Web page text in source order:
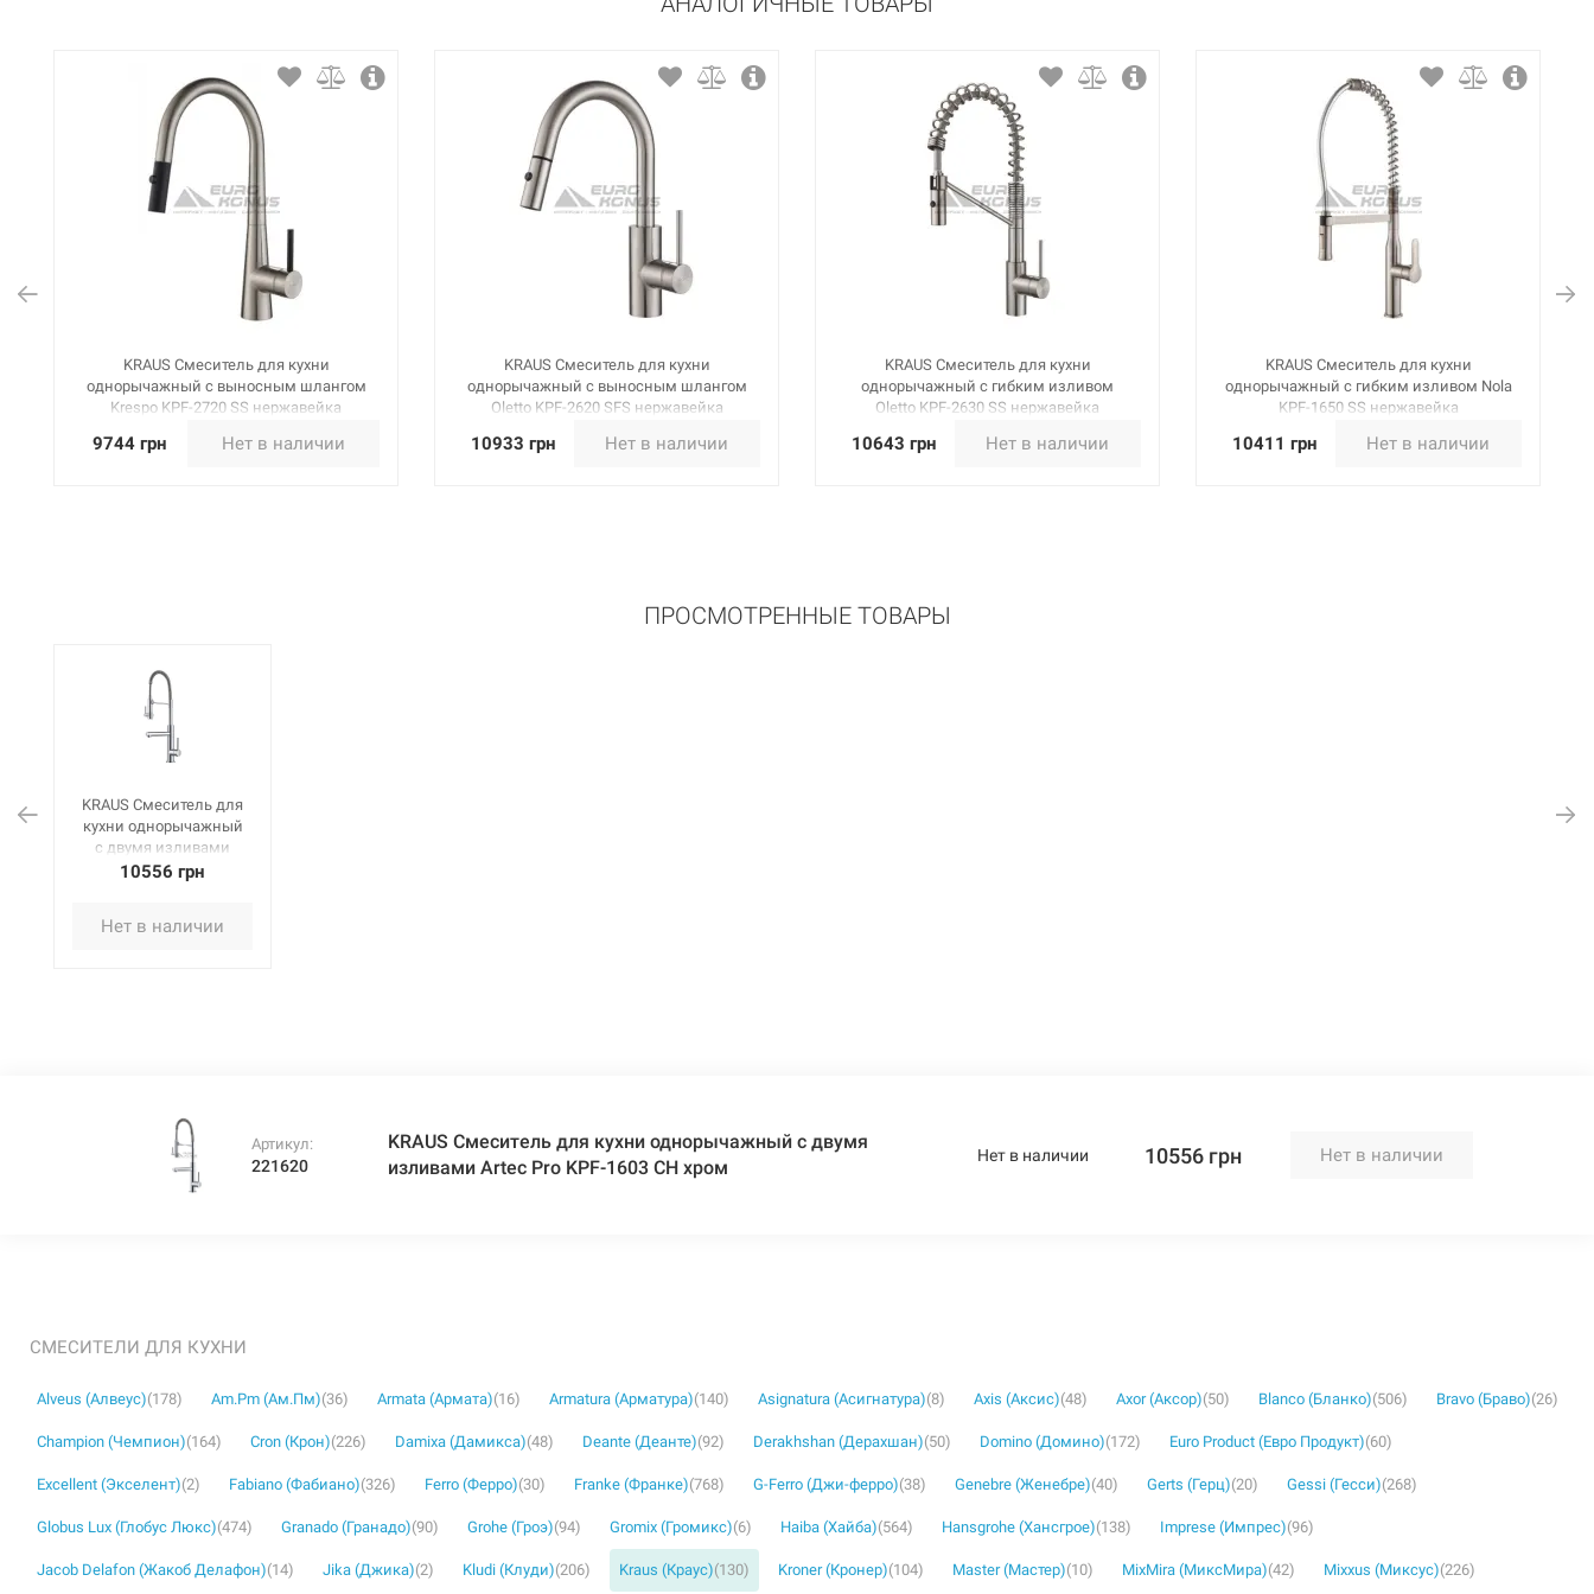
KRAUS Смеситель для кухни
однорычажный с выносным шлангом
Krespo KPF-2720 SS нержавейка
9744 грн Нет в наличии
KRAUS Смеситель для кухни
однорычажный с выносным шлангом
Oletto KPF-2620 SFS нержавейка
10933 грн Нет в наличии
KRAUS Смеситель для кухни
однорычажный с гибким изливом
Oletto KPF-2630 SS нержавейка
10643 грн Нет в наличии
KRAUS Смеситель для кухни
однорычажный с гибким изливом Nola
KPF-1650 SS нержавейка
10411 грн Нет в наличии
ПРОСМОТРЕННЫЕ ТОВАРЫ
KRAUS Смеситель для
кухни однорычажный
с двумя изливами
Artec Pro KPF-1603 CH
10556 грн
Нет в наличии
Артикул:
221620
KRAUS Смеситель для кухни однорычажный с двумя
изливами Artec Pro KPF-1603 CH хром
Нет в наличии 10556 грн Нет в наличии
СМЕСИТЕЛИ ДЛЯ КУХНИ
Alveus (Алвеус)(178) Am.Pm (Ам.Пм)(36) Armata (Армата)(16) Armatura (Арматура)(140) Asignatura (Асигнатура)(8) Axis (Аксис)(48) Axor (Аксор)(50) Blanco (Бланко)(506) Bravo (Браво)(26)
Champion (Чемпион)(164) Cron (Крон)(226) Damixa (Дамикса)(48) Deante (Деанте)(92) Derakhshan (Дерахшан)(50) Domino (Домино)(172) Euro Product (Евро Продукт)(60)
Excellent (Экселент)(2) Fabiano (Фабиано)(326) Ferro (Ферро)(30) Franke (Франке)(768) G-Ferro (Джи-ферро)(38) Genebre (Женебре)(40) Gerts (Герц)(20) Gessi (Гесси)(268)
Globus Lux (Глобус Люкс)(474) Granado (Гранадо)(90) Grohe (Гроэ)(94) Gromix (Громикс)(6) Haiba (Хайба)(564) Hansgrohe (Хансгрое)(138) Imprese (Импрес)(96)
Jacob Delafon (Жакоб Делафон)(14) Jika (Джика)(2) Kludi (Клуди)(206) Kraus (Краус)(130) Kroner (Кронер)(104) Master (Мастер)(10) MixMira (МиксМира)(42) Mixxus (Миксус)(226)